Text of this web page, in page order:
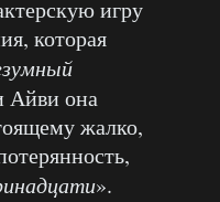
игру
которая
Айви она
жалко,
».